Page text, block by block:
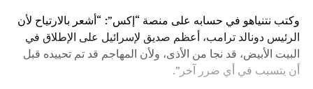
وكتب نتنياهو في حسابه على منصة “إكس”: “أشعر بالارتياح لأن
الرئيس دونالد ترامب، أعظم صديق لإسرائيل على الإطلاق في
البيت الأبيض، قد نجا من الأذى، ولأن المهاجم قد تم تحييده قبل
أن يتسبب في أي ضرر آخر”.